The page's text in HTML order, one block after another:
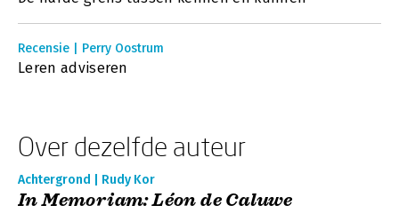
Recensie | Perry Oostrum
Leren adviseren
Over dezelfde auteur
Achtergrond | Rudy Kor
In Memoriam: Léon de Caluwe